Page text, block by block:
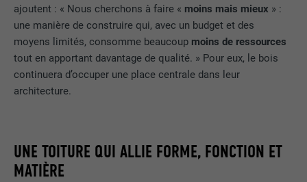
ajoutent : « Nous cherchons à faire « moins mais mieux » :
une manière de construire qui, avec un budget et des
moyens limités, consomme beaucoup moins de ressources
tout en apportant davantage de qualité. » Pour eux, le bois
continuera d’occuper une place centrale dans leur
architecture.
UNE TOITURE QUI ALLIE FORME, FONCTION ET
MATIÈRE